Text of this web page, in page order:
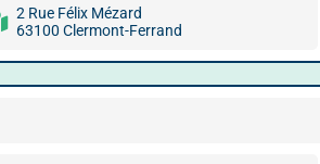
2 Rue Félix Mézard
63100 Clermont-Ferrand